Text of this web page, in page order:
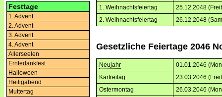
Festtage
1. Advent
2. Advent
3. Advent
4. Advent
Allerseelen
Erntedankfest
Halloween
Heiligabend
Muttertag
1. Weihnachtsfeiertag
25.12.2048
2. Weihnachtsfeiertag
26.12.2048
Gesetzliche Feiertage 2046
Neujahr
01.01.2046
Karfreitag
23.03.2046
Ostermontag
26.03.2046